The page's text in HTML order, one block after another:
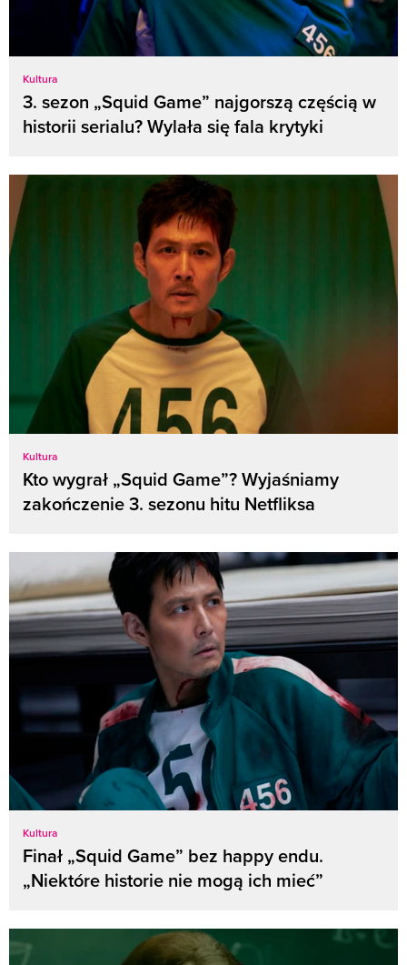
Kultura
3. sezon „Squid Game” najgorszą częścią w
historii serialu? Wylała się fala krytyki
Kultura
Kto wygrał „Squid Game”? Wyjaśniamy
zakończenie 3. sezonu hitu Netfliksa
Kultura
Finał „Squid Game” bez happy endu.
„Niektóre historie nie mogą ich mieć”